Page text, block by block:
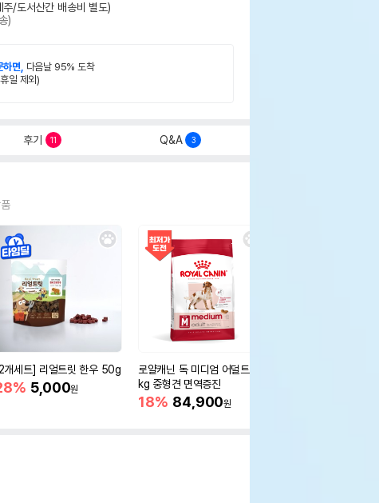
주/도서산간 배송비 별도)
)
하면, 다음날 95% 도착
일 제외)
후기 11 Q&A 3
개세트] 리얼트릿 한우 50g
5,000원
로얄캐닌 독 미디엄 어덜트 10
kg 중형견 면역증진
18% 84,900원